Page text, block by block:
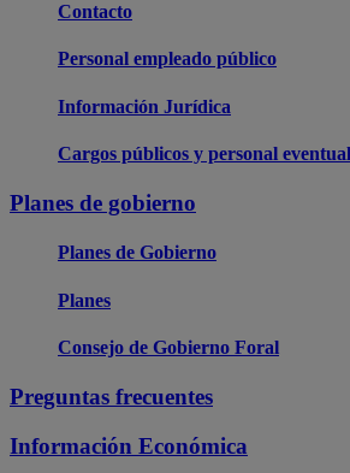
Contacto
Personal empleado público
Información Jurídica
Cargos públicos y personal eventual
Planes de gobierno
Planes de Gobierno
Planes
Consejo de Gobierno Foral
Preguntas frecuentes
Información Económica